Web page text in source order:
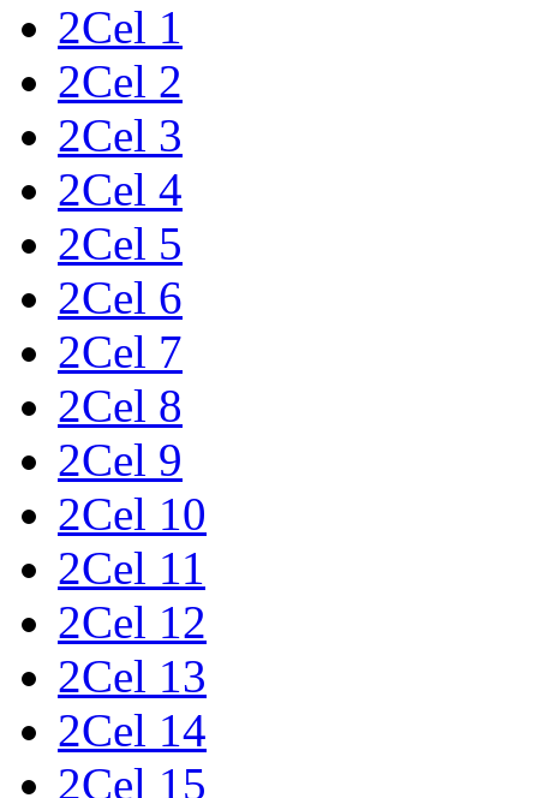
2Cel 1
2Cel 2
2Cel 3
2Cel 4
2Cel 5
2Cel 6
2Cel 7
2Cel 8
2Cel 9
2Cel 10
2Cel 11
2Cel 12
2Cel 13
2Cel 14
2Cel 15